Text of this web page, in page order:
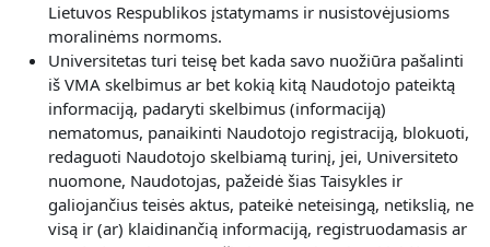
Lietuvos Respublikos įstatymams ir nusistovėjusioms
moralinėms normoms.
Universitetas turi teisę bet kada savo nuožiūra pašalinti
iš VMA skelbimus ar bet kokią kitą Naudotojo pateiktą
informaciją, padaryti skelbimus (informaciją)
nematomus, panaikinti Naudotojo registraciją, blokuoti,
redaguoti Naudotojo skelbiamą turinį, jei, Universiteto
nuomone, Naudotojas, pažeidė šias Taisykles ir
galiojančius teisės aktus, pateikė neteisingą, netikslią, ne
visą ir (ar) klaidinančią informaciją, registruodamasis ar